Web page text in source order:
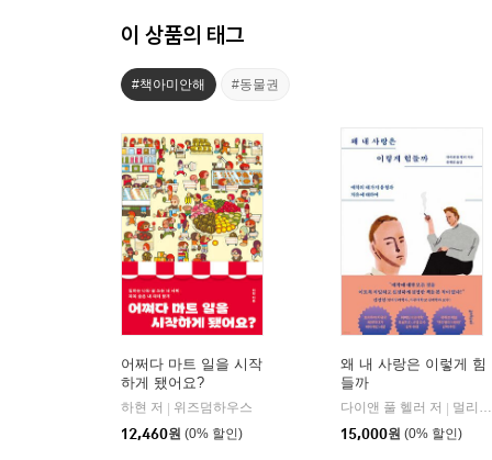
이 상품의 태그
#책아미안해 #동물권
어쩌다 마트 일을 시작
하게 됐어요?
하현 저 | 위즈덤하우스
12,460원 (0% 할인)
왜 내 사랑은 이렇게 힘
들까
다이앤 풀 헬러 저 | 멀리깊이
15,000원 (0% 할인)